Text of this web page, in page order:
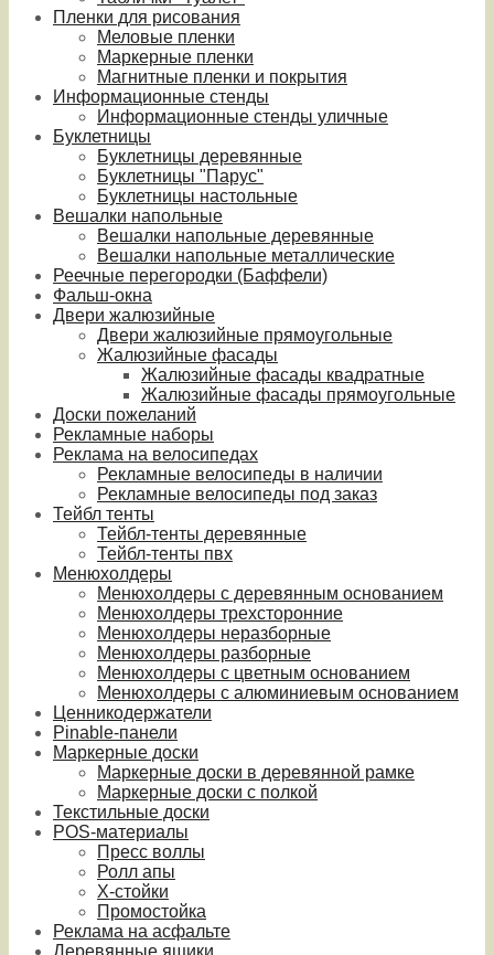
Пленки для рисования
Меловые пленки
Маркерные пленки
Магнитные пленки и покрытия
Информационные стенды
Информационные стенды уличные
Буклетницы
Буклетницы деревянные
Буклетницы "Парус"
Буклетницы настольные
Вешалки напольные
Вешалки напольные деревянные
Вешалки напольные металлические
Реечные перегородки (Баффели)
Фальш-окна
Двери жалюзийные
Двери жалюзийные прямоугольные
Жалюзийные фасады
Жалюзийные фасады квадратные
Жалюзийные фасады прямоугольные
Доски пожеланий
Рекламные наборы
Реклама на велосипедах
Рекламные велосипеды в наличии
Рекламные велосипеды под заказ
Тейбл тенты
Тейбл-тенты деревянные
Тейбл-тенты пвх
Менюхолдеры
Менюхолдеры с деревянным основанием
Менюхолдеры трехсторонние
Менюхолдеры неразборные
Менюхолдеры разборные
Менюхолдеры с цветным основанием
Менюхолдеры с алюминиевым основанием
Ценникодержатели
Pinable-панели
Маркерные доски
Маркерные доски в деревянной рамке
Маркерные доски с полкой
Текстильные доски
POS-материалы
Пресс воллы
Ролл апы
Х-стойки
Промостойка
Реклама на асфальте
Деревянные ящики